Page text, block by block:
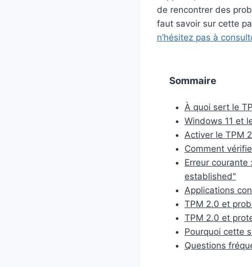
de rencontrer des
faut savoir sur cette
n’hésitez pas à
Sommaire
À quoi sert le
Windows 11 et
Activer le TPM
Comment
Erreur
established"
Applications
TPM 2.0 et
TPM 2.0 et
Pourquoi cette
Questions